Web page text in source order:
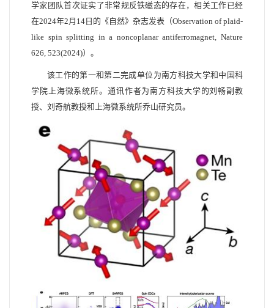
学家团队首次证实了非常规反铁磁态的存在，相关工作已经
在2024年2月14日的《自然》杂志发表（Observation of plaid-
like spin splitting in a noncoplanar antiferromagnet, Nature
626, 523(2024)）。
该工作的第一和第二完成单位为南方科技大学和中国科
学院上海微系统所。通讯作者为南方科技大学的刘畅副教
授、刘奇航教授和上海微系统所乔山研究员。